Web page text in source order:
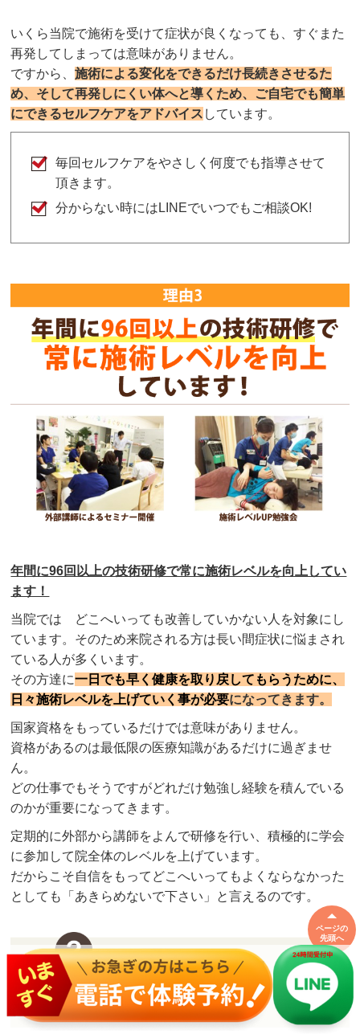
いくら当院で施術を受けて症状が良くなっても、すぐまた
再発してしまっては意味がありません。
ですから、施術による変化をできるだけ長続きさせるた
め、そして再発しにくい体へと導くため、ご自宅でも簡単
にできるセルフケアをアドバイス しています。
毎回セルフケアをやさしく何度でも指導させて
頂きます。
分からない時にはLINEでいつでもご相談OK!
年間に96回以上の技術研修で常に施術レベルを向上してい
ます！
当院では どこへいっても改善していかない人を対象にし
ています。そのため来院される方は長い間症状に悩まされ
ている人が多くいます。
その方達に一日でも早く健康を取り戻してもらうために、
日々施術レベルを上げていく事が必要になってきます。
国家資格をもっているだけでは意味がありません。
資格があるのは最低限の医療知識があるだけに過ぎませ
ん。
どの仕事でもそうですがどれだけ勉強し経験を積んでいる
のかが重要になってきます。
定期的に外部から講師をよんで研修を行い、積極的に学会
に参加して院全体のレベルを上げています。
だからこそ自信をもってどこへいってもよくならなかった
としても「あきらめないで下さい」と言えるのです。
ページの
先頭へ